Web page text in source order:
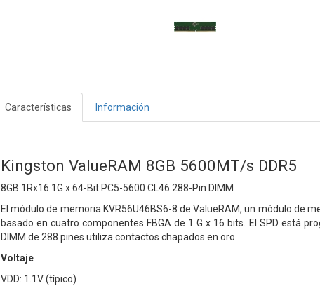
Características Información
Kingston ValueRAM 8GB 5600MT/s DDR5
8GB 1Rx16 1G x 64-Bit PC5-5600 CL46 288-Pin DIMM
El módulo de memoria KVR56U46BS6-8 de ValueRAM, un módulo de
basado en cuatro componentes FBGA de 1 G x 16 bits. El SPD está
DIMM de 288 pines utiliza contactos chapados en oro.
Voltaje
VDD: 1.1V (típico)